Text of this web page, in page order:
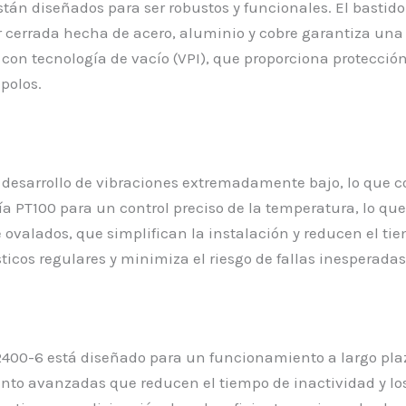
diseñados para ser robustos y funcionales. El
hecha de acero, aluminio y cobre garantiza
tecnología de vacío (VPI), que proporciona
de vibraciones extremadamente bajo, lo
PT100 para un control preciso de la temperatura, lo
que simplifican la instalación y reducen el
regulares y minimiza el riesgo de fallas
6 está diseñado para un funcionamiento a largo
avanzadas que reducen el tiempo de inactividad y